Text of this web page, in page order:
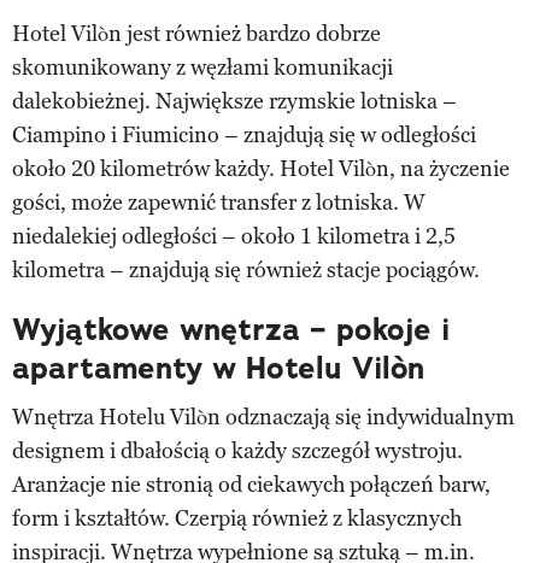
Hotel Vilòn jest również bardzo dobrze
skomunikowany z węzłami komunikacji
dalekobieżnej. Największe rzymskie lotniska –
Ciampino i Fiumicino – znajdują się w odległości
około 20 kilometrów każdy. Hotel Vilòn, na życzenie
gości, może zapewnić transfer z lotniska. W
niedalekiej odległości – około 1 kilometra i 2,5
kilometra – znajdują się również stacje pociągów.
Wyjątkowe wnętrza – pokoje i
apartamenty w Hotelu Vilòn
Wnętrza Hotelu Vilòn odznaczają się indywidualnym
designem i dbałością o każdy szczegół wystroju.
Aranżacje nie stronią od ciekawych połączeń barw,
form i kształtów. Czerpią również z klasycznych
inspiracji. Wnętrza wypełnione są sztuką – m.in.